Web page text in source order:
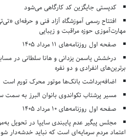
کدپستی جایگزین کد کارگاهی می‌شود
افتتاح رسمی آموزشگاه آزاد فنی و حرفه‌ای
مهارت‌آموزی حوزه مراقبت و زیبایی
صفحه اول روزنامه‌های 11 مرداد 1405
درخشش یاسمن یزدانی و هانا سلطانی در
برترین‌های انفرادی و دو نفره
اضافه‌برداشت بانک‌ها موتور محرک تورم است
مسیر پرشتاب تکواندوی بانوان البرز به
صفحه اول روزنامه‌های 10 مرداد 1405
مجلس پیگیر عدم پایبندی سایپا در تحویل
اعتماد مردم سرمایه‌ای است که نباید خدشه‌دار